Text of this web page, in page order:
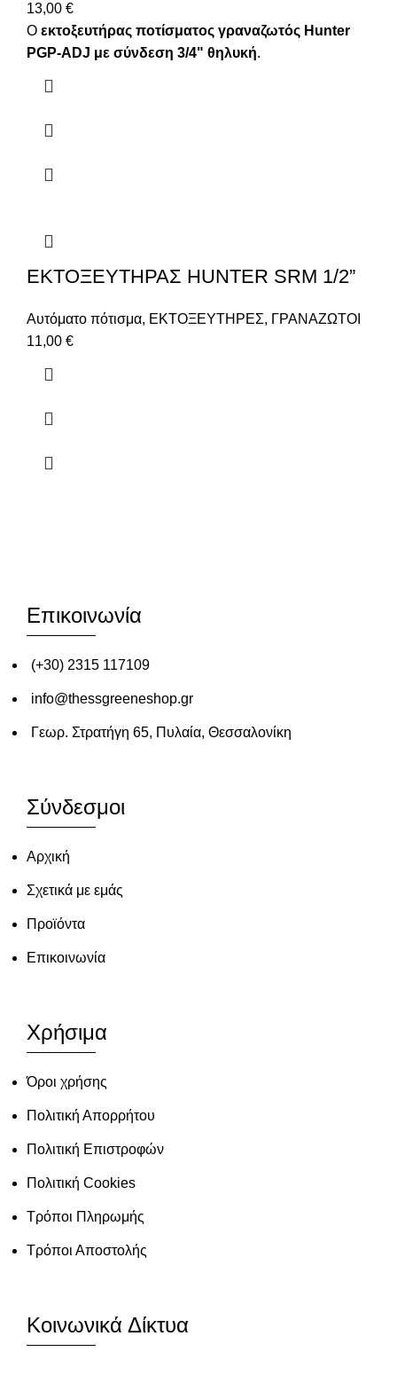
13,00 €
O εκτοξευτήρας ποτίσματος γραναζωτός Hunter
PGP-ADJ με σύνδεση 3/4" θηλυκή.
ΕΚΤΟΞΕΥΤΗΡΑΣ HUNTER SRM 1/2”
Αυτόματο πότισμα, ΕΚΤΟΞΕΥΤΗΡΕΣ, ΓΡΑΝΑΖΩΤΟΙ
11,00 €
Επικοινωνία
(+30) 2315 117109
info@thessgreeneshop.gr
Γεωρ. Στρατήγη 65, Πυλαία, Θεσσαλονίκη
Σύνδεσμοι
Αρχική
Σχετικά με εμάς
Προϊόντα
Επικοινωνία
Χρήσιμα
Όροι χρήσης
Πολιτική Απορρήτου
Πολιτική Επιστροφών
Πολιτική Cookies
Τρόποι Πληρωμής
Τρόποι Αποστολής
Κοινωνικά Δίκτυα